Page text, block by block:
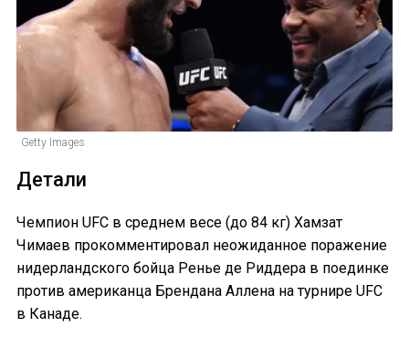
Getty Images
Детали
Чемпион UFC в среднем весе (до 84 кг) Хамзат
Чимаев прокомментировал неожиданное поражение
нидерландского бойца Ренье де Риддера в поединке
против американца Брендана Аллена на турнире UFC
в Канаде.